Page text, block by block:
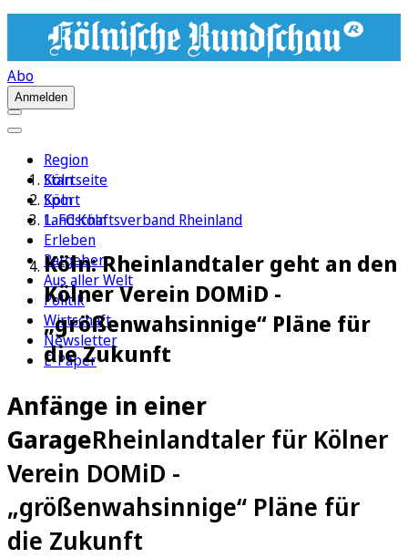
Abo
Anmelden
Region
Köln
Sport
1. FC Köln
Erleben
Ratgeber
Aus aller Welt
Politik
Wirtschaft
Newsletter
E-Paper
Startseite
Köln
Landschaftsverband Rheinland
Köln: Rheinlandtaler geht an den
Kölner Verein DOMiD -
„größenwahsinnige“ Pläne für
die Zukunft
Anfänge in einer
GarageRheinlandtaler für Kölner
Verein DOMiD -
„größenwahsinnige“ Pläne für
die Zukunft